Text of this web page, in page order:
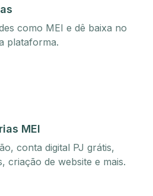
como MEI e dê baixa no
plataforma.
MEI
conta digital PJ grátis,
criação de website e mais.